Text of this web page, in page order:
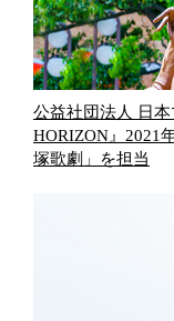
公益社団法人 日
HORIZON』2021
塚歌劇」を担当